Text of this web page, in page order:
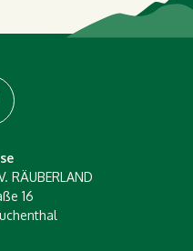
RÄUBERLAND
16